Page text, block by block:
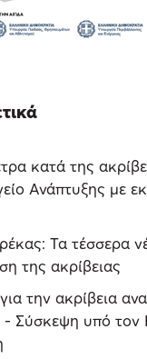
κατά της
Ανάπτυξης με
Τα τέσσερα
της ακρίβειας
την ακρίβεια
- Σύσκεψη υπό τον